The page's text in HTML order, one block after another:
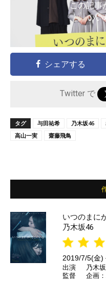
この記事
いい
シェアする
Twitter で
タグ 与田祐希 乃木坂46
高山一実
齋藤飛鳥
いつのまに
乃木坂46
2019/7/5(金)
出演
乃木
監督
企画